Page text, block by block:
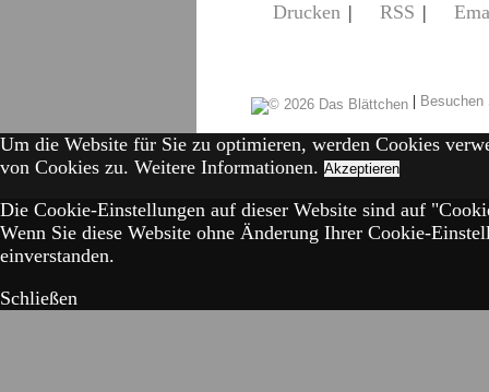
Drucken | RSS |
|
Um die Website für Sie zu optimieren, werden Cookies
von Cookies zu. Weitere Informationen. Akzeptieren
Die Cookie-Einstellungen auf dieser Website sind auf
Wenn Sie diese Website ohne Änderung Ihrer Cookie-
einverstanden.
Schließen